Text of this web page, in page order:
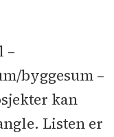
–
byggesum –
kan
Listen er